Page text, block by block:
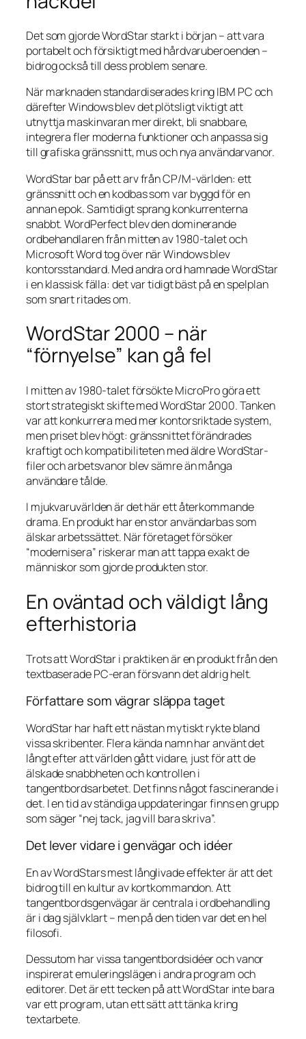
Det som gjorde WordStar starkt i början – att vara
portabelt och försiktigt med hårdvaruberoenden –
bidrog också till dess problem senare.
När marknaden standardiserades kring IBM PC och
därefter Windows blev det plötsligt viktigt att
utnyttja maskinvaran mer direkt, bli snabbare,
integrera fler moderna funktioner och anpassa sig
till grafiska gränssnitt, mus och nya användarvanor.
WordStar bar på ett arv från CP/M-världen: ett
gränssnitt och en kodbas som var byggd för en
annan epok. Samtidigt sprang konkurrenterna
snabbt. WordPerfect blev den dominerande
ordbehandlaren från mitten av 1980-talet och
Microsoft Word tog över när Windows blev
kontorsstandard. Med andra ord hamnade WordStar
i en klassisk fälla: det var tidigt bäst på en spelplan
som snart ritades om.
WordStar 2000 – när
“förnyelse” kan gå fel
I mitten av 1980-talet försökte MicroPro göra ett
stort strategiskt skifte med WordStar 2000. Tanken
var att konkurrera med mer kontorsriktade system,
men priset blev högt: gränssnittet förändrades
kraftigt och kompatibiliteten med äldre WordStar-
filer och arbetsvanor blev sämre än många
användare tålde.
I mjukvaruvärlden är det här ett återkommande
drama. En produkt har en stor användarbas som
älskar arbetssättet. När företaget försöker
“modernisera” riskerar man att tappa exakt de
människor som gjorde produkten stor.
En oväntad och väldigt lång
efterhistoria
Trots att WordStar i praktiken är en produkt från den
textbaserade PC-eran försvann det aldrig helt.
Författare som vägrar släppa taget
WordStar har haft ett nästan mytiskt rykte bland
vissa skribenter. Flera kända namn har använt det
långt efter att världen gått vidare, just för att de
älskade snabbheten och kontrollen i
tangentbordsarbetet. Det finns något fascinerande i
det. I en tid av ständiga uppdateringar finns en grupp
som säger “nej tack, jag vill bara skriva”.
Det lever vidare i genvägar och idéer
En av WordStars mest långlivade effekter är att det
bidrog till en kultur av kortkommandon. Att
tangentbordsgenvägar är centrala i ordbehandling
är i dag självklart – men på den tiden var det en hel
filosofi.
Dessutom har vissa tangentbordsidéer och vanor
inspirerat emuleringslägen i andra program och
editorer. Det är ett tecken på att WordStar inte bara
var ett program, utan ett sätt att tänka kring
textarbete.